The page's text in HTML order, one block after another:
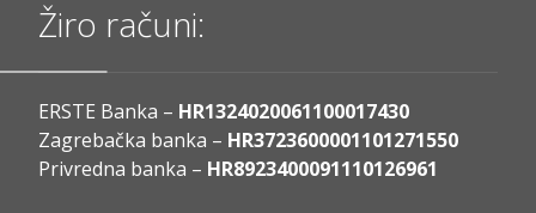
Žiro računi:
ERSTE Banka – HR1324020061100017430
Zagrebačka banka – HR3723600001101271550
Privredna banka – HR8923400091110126961